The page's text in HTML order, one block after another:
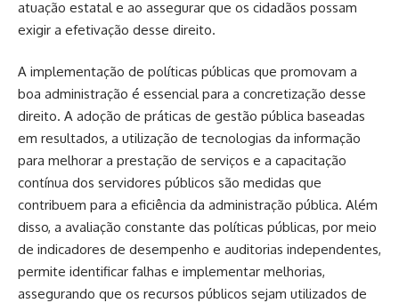
atuação estatal e ao assegurar que os cidadãos possam
exigir a efetivação desse direito.
A implementação de políticas públicas que promovam a
boa administração é essencial para a concretização desse
direito. A adoção de práticas de gestão pública baseadas
em resultados, a utilização de tecnologias da informação
para melhorar a prestação de serviços e a capacitação
contínua dos servidores públicos são medidas que
contribuem para a eficiência da administração pública. Além
disso, a avaliação constante das políticas públicas, por meio
de indicadores de desempenho e auditorias independentes,
permite identificar falhas e implementar melhorias,
assegurando que os recursos públicos sejam utilizados de